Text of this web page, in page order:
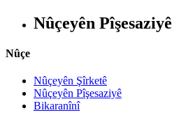
Nûçeyên Pîşesaziyê
Nûçe
Nûçeyên Şîrketê
Nûçeyên Pîşesaziyê
Bikaranînî